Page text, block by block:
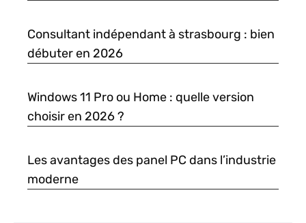
Consultant indépendant à strasbourg : bien
débuter en 2026
Windows 11 Pro ou Home : quelle version
choisir en 2026 ?
Les avantages des panel PC dans l’industrie
moderne